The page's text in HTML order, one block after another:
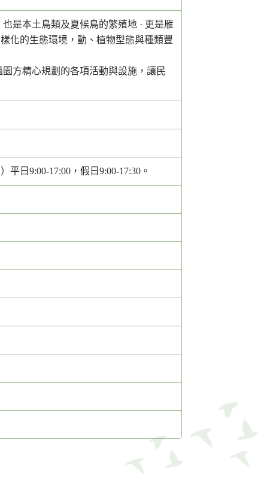
是本土鳥類及夏候鳥的繁殖地 · 更是雁
化的生態環境，動、植物型態與種類豐
方精心規劃的各項活動與設施，讓民
平日9:00-17:00，假日9:00-17:30。